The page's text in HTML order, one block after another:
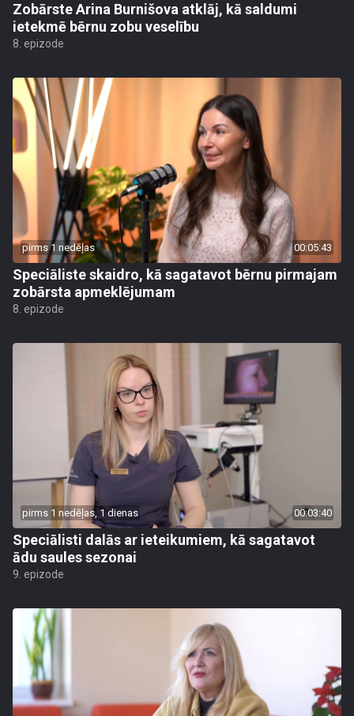
Zobārste Arina Burnišova atklāj, kā saldumi
ietekmē bērnu zobu veselību
8. epizode
pirms 1 nedēļas 00:05:43
Speciāliste skaidro, kā sagatavot bērnu pirmajam
zobārsta apmeklējumam
8. epizode
pirms 1 nedēļas, 1 dienas 00:03:40
Speciālisti dalās ar ieteikumiem, kā sagatavot
ādu saules sezonai
9. epizode